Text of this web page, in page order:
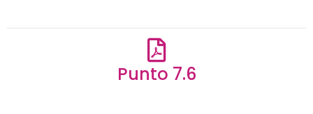
Punto 7.6